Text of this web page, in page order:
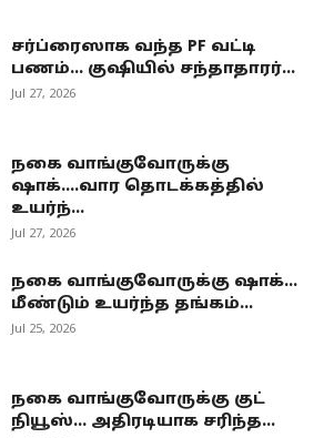
சர்ப்ரைஸாக வந்த PF வட்டி
பணம்… குஷியில் சந்தாதாரர்...
Jul 27, 2026
நகை வாங்குவோருக்கு
ஷாக்....வார தொடக்கத்தில்
உயர்ந்...
Jul 27, 2026
நகை வாங்குவோருக்கு ஷாக்...
மீண்டும் உயர்ந்த தங்கம்...
Jul 25, 2026
நகை வாங்குவோருக்கு குட்
நியூஸ்... அதிரடியாக சரிந்த...